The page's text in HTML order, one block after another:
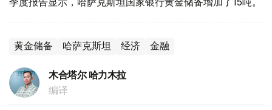
黄金储备 哈萨克斯坦 经济 金融
木合塔尔 哈力木拉
编译